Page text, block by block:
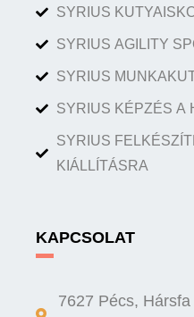
SYRIUS
SYRIUS AGILITY
SYRIUS
SYRIUS KÉPZÉS A
SYRIUS
KIÁLLÍTÁSRA
KAPCSOLAT
7627 Pécs,